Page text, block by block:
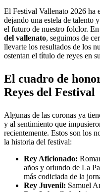
El Festival Vallenato 2026 ha
dejando una estela de talento
el futuro de nuestro folclor. En
del vallenato, seguimos de
llevarte los resultados de los
ostentan el título de reyes en
El cuadro de
Reyes del Festival
Algunas de las coronas ya
y al sentimiento que
recientemente. Estos son los
la historia del festival:
Rey Aficionado:
años y oriundo de La
más codiciada de la
Rey Juvenil: Samuel